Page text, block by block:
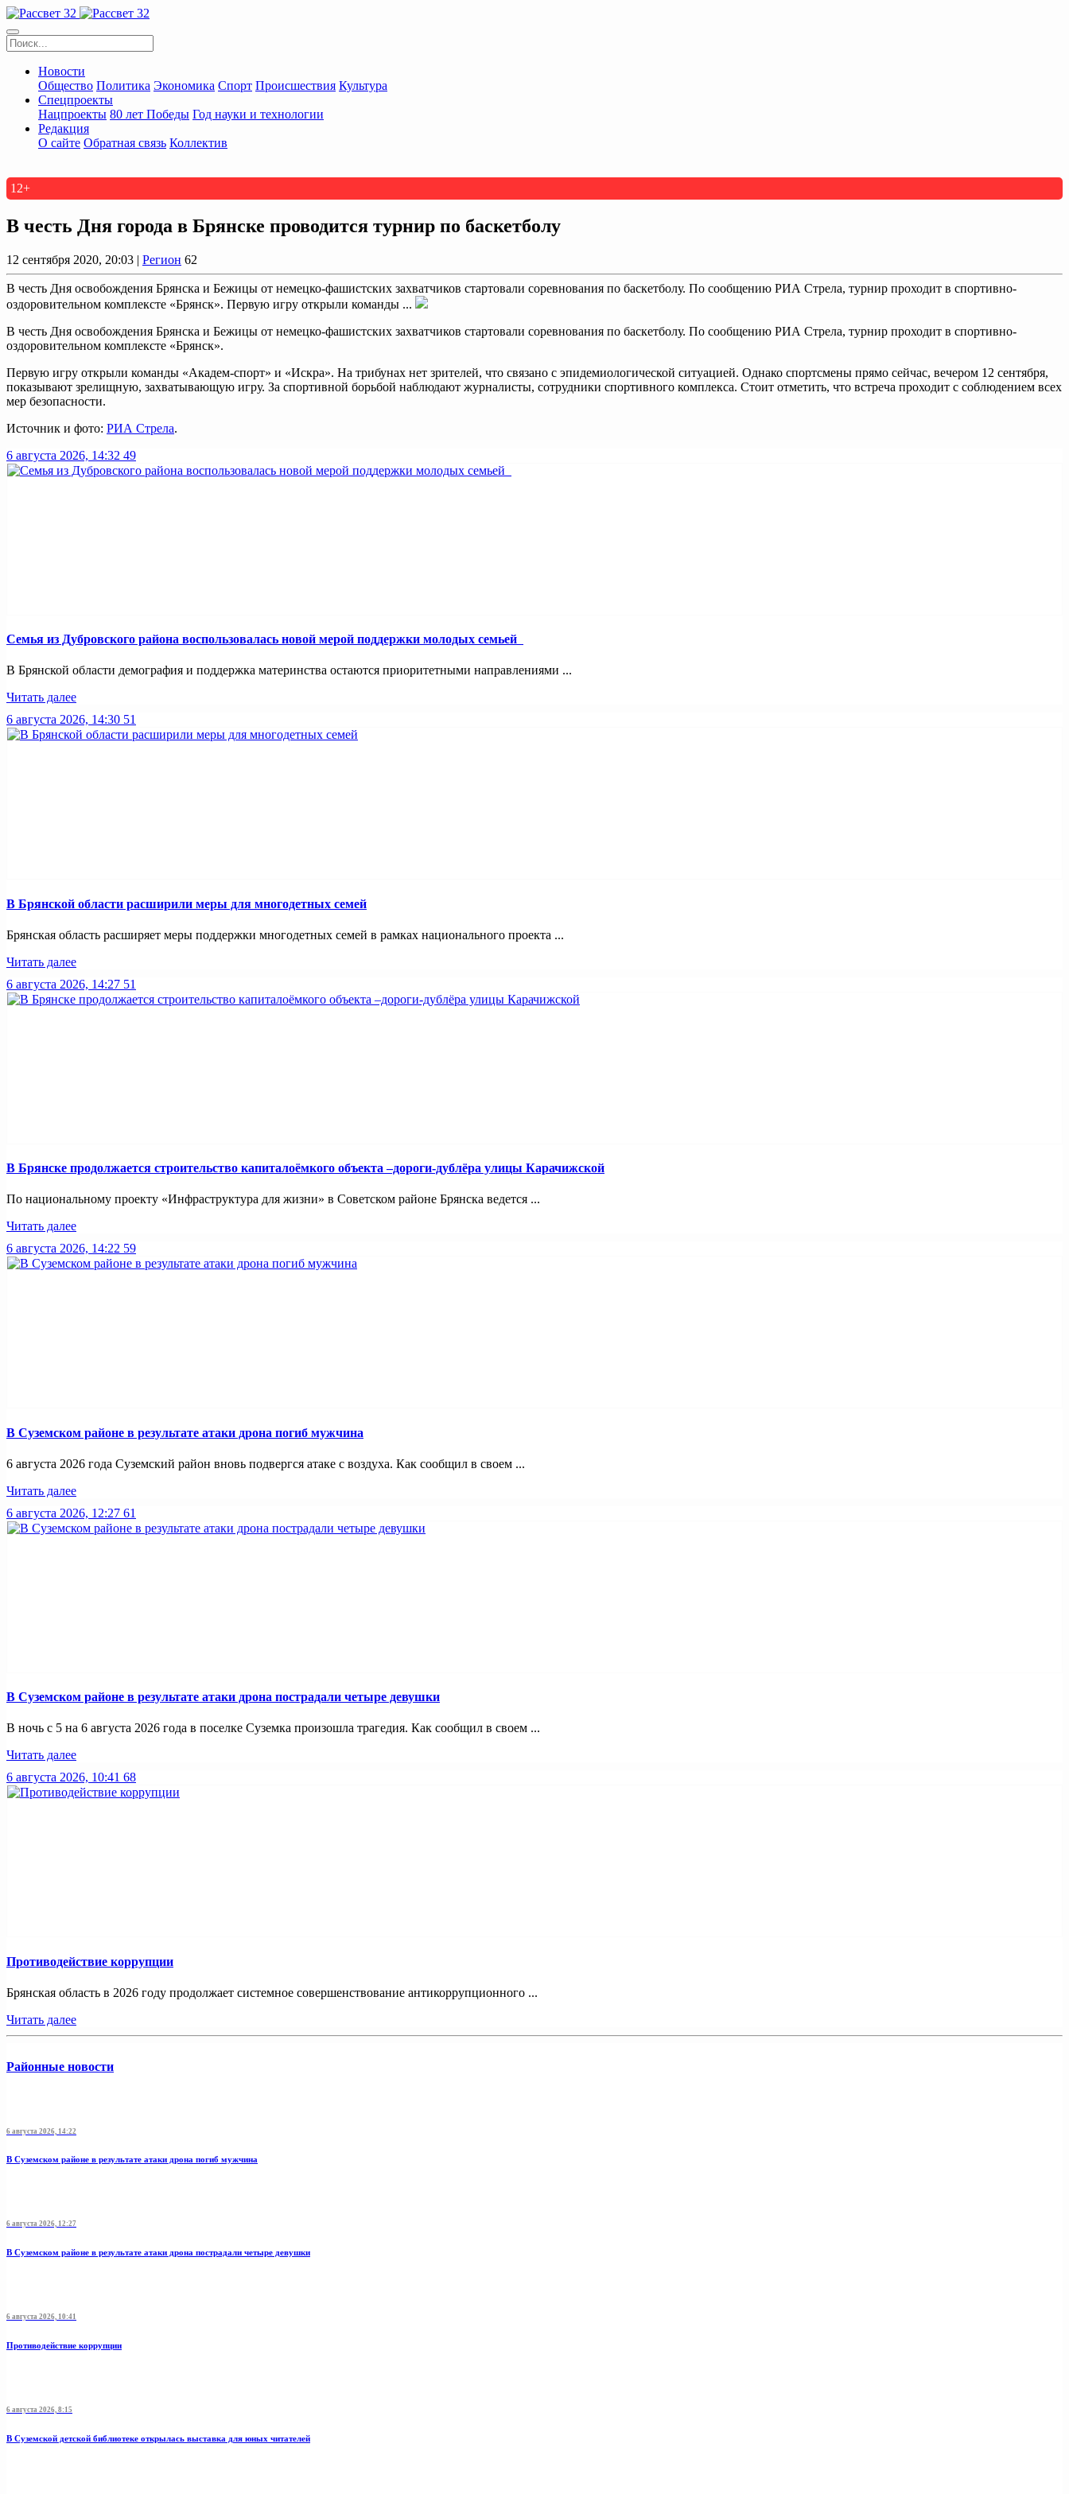
Новости
Общество Политика Экономика Спорт Происшествия Культура
Спецпроекты
Нацпроекты 80 лет Победы Год науки и технологии
Редакция
О сайте Обратная связь Коллектив
12+
В честь Дня города в Брянске проводится турнир по баскетболу
12 сентября 2020, 20:03 | Регион 62
В честь Дня освобождения Брянска и Бежицы от немецко-фашистских захватчиков стартовали соревнования по баскетболу. По сообщению РИА Стрела, турнир проходит в спортивно-
оздоровительном комплексте «Брянск». Первую игру открыли команды ...
В честь Дня освобождения Брянска и Бежицы от немецко-фашистских захватчиков стартовали соревнования по баскетболу. По сообщению РИА Стрела, турнир проходит в спортивно-
оздоровительном комплексте «Брянск».
Первую игру открыли команды «Академ-спорт» и «Искра». На трибунах нет зрителей, что связано с эпидемиологической ситуацией. Однако спортсмены прямо сейчас, вечером 12 сентября,
показывают зрелищную, захватывающую игру. За спортивной борьбой наблюдают журналисты, сотрудники спортивного комплекса. Стоит отметить, что встреча проходит с соблюдением всех
мер безопасности.
Источник и фото: РИА Стрела.
6 августа 2026, 14:32 49
Семья из Дубровского района воспользовалась новой мерой поддержки молодых семьей
В Брянской области демография и поддержка материнства остаются приоритетными направлениями ...
Читать далее
6 августа 2026, 14:30 51
В Брянской области расширили меры для многодетных семей
Брянская область расширяет меры поддержки многодетных семей в рамках национального проекта ...
Читать далее
6 августа 2026, 14:27 51
В Брянске продолжается строительство капиталоёмкого объекта –дороги-дублёра улицы Карачижской
По национальному проекту «Инфраструктура для жизни» в Советском районе Брянска ведется ...
Читать далее
6 августа 2026, 14:22 59
В Суземском районе в результате атаки дрона погиб мужчина
6 августа 2026 года Суземский район вновь подвергся атаке с воздуха. Как сообщил в своем ...
Читать далее
6 августа 2026, 12:27 61
В Суземском районе в результате атаки дрона пострадали четыре девушки
В ночь с 5 на 6 августа 2026 года в поселке Суземка произошла трагедия. Как сообщил в своем ...
Читать далее
6 августа 2026, 10:41 68
Противодействие коррупции
Брянская область в 2026 году продолжает системное совершенствование антикоррупционного ...
Читать далее
Районные новости
6 августа 2026, 14:22
В Суземском районе в результате атаки дрона погиб мужчина
6 августа 2026, 12:27
В Суземском районе в результате атаки дрона пострадали четыре девушки
6 августа 2026, 10:41
Противодействие коррупции
6 августа 2026, 8:15
В Суземской детской библиотеке открылась выставка для юных читателей